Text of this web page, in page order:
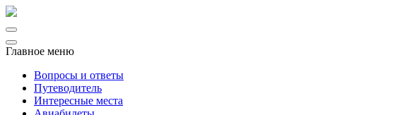
Главное меню
Вопросы и ответы
Путеводитель
Интересные места